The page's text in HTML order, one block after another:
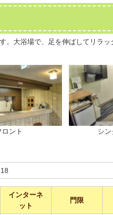
。大浴場で、足を伸ばしてリラッ
ロント シ
インターネ
ット
門限